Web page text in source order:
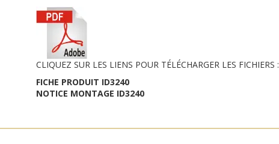
CLIQUEZ SUR LES LIENS POUR TÉLÉCHARGER LES FICHIERS :
FICHE PRODUIT ID3240
NOTICE MONTAGE ID3240